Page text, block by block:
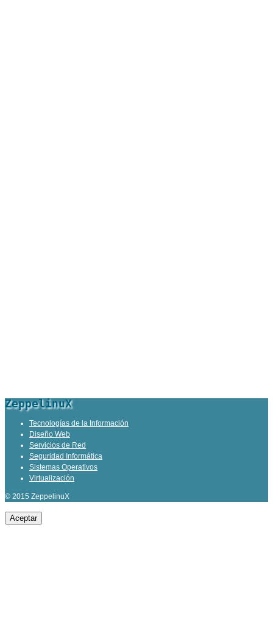
ZeppelinuX
Tecnologías de la Información
Diseño Web
Servicios de Red
Seguridad Informática
Sistemas Operativos
Virtualización
© 2015 ZeppelinuX
Aceptar